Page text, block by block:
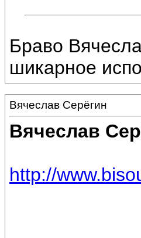
Браво
шикарное
Вячеслав Серёгин
Вячеслав
http://